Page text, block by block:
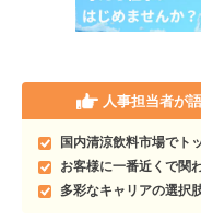
人事担当者が
国内清涼飲料市場でト
お客様に一番近くで関
多彩なキャリアの選択